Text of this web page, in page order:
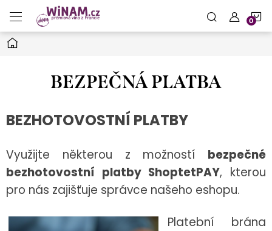
obsah
Domů
BEZPEČNÁ PLATBA
BEZHOTOVOSTNÍ PLATBY
Využijte některou z možností bezpečné
bezhotovostní platby ShoptetPAY, kterou
pro nás zajišťuje správce našeho eshopu.
Platební brána